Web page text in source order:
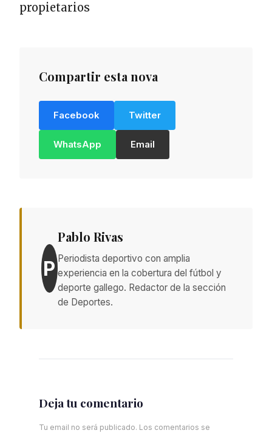
propietarios
Compartir esta nova
Facebook Twitter
WhatsApp Email
P
Pablo Rivas
Periodista deportivo con amplia
experiencia en la cobertura del fútbol y
deporte gallego. Redactor de la sección
de Deportes.
Deja tu comentario
Tu email no será publicado. Los comentarios se